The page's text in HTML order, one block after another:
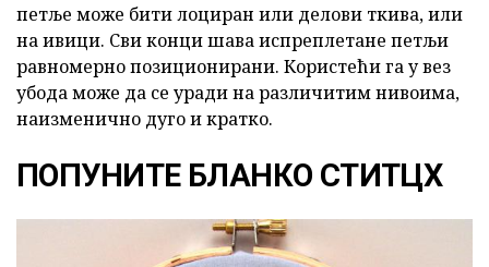
петље може бити лоциран или делови ткива, или
на ивици. Сви конци шава испреплетане петљи
равномерно позиционирани. Користећи га у вез
убода може да се уради на различитим нивоима,
наизменично дуго и кратко.
ПОПУНИТЕ БЛАНКО СТИТЦХ